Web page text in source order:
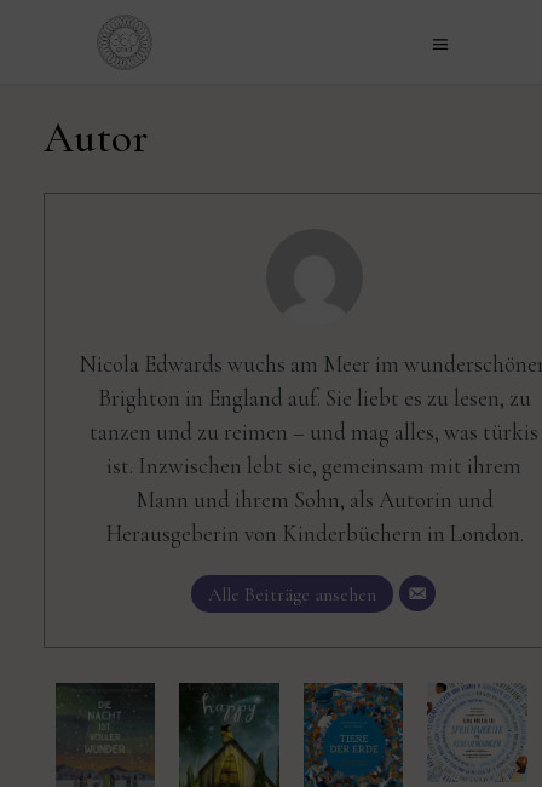
Autor
Nicola Edwards wuchs am Meer im
Brighton in England auf. Sie liebt es zu lesen, zu
tanzen und zu reimen – und mag alles, was türkis
ist. Inzwischen lebt sie, gemeinsam mit ihrem
Mann und ihrem Sohn, als Autorin und
Herausgeberin von Kinderbüchern in London.
Alle Beiträge ansehen